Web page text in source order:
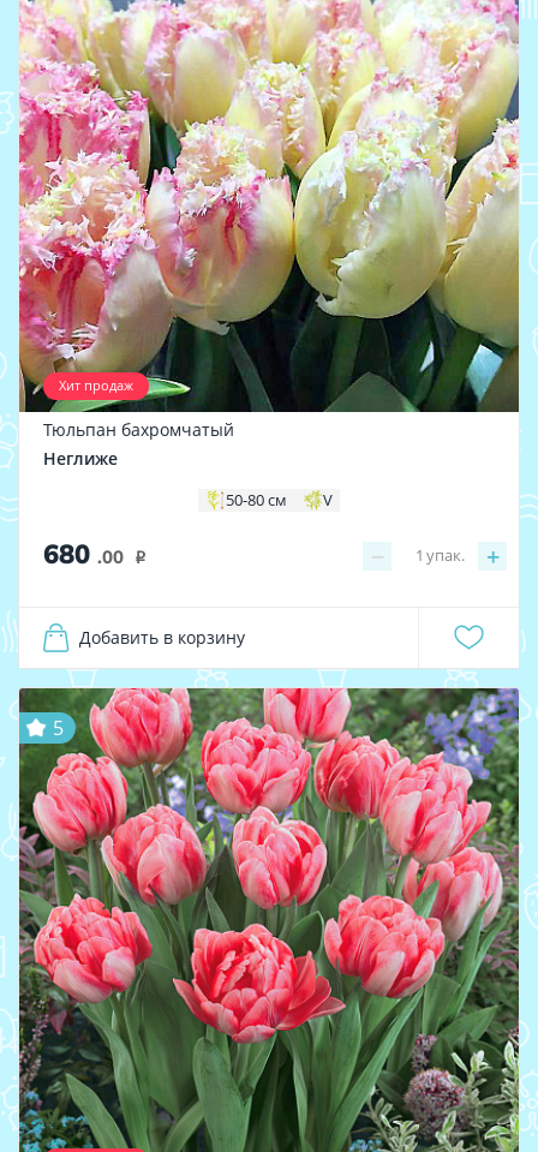
Хит продаж
Тюльпан бахромчатый
Неглиже
50-80 см V
680 .00 i − +
1 упак.
Добавить в корзину
5